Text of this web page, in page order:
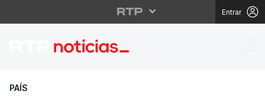
Entrar
Incêndio destrói
PAÍS